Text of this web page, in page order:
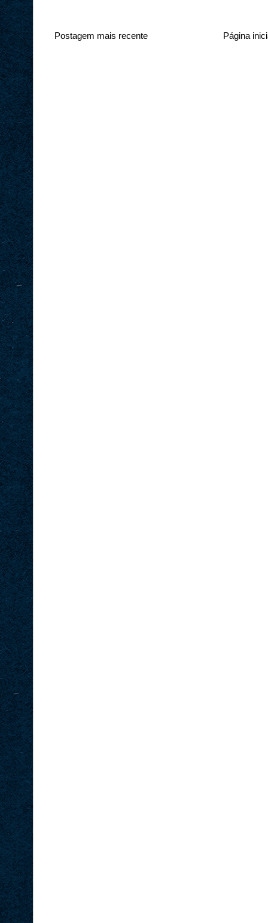
Postagem mais recente Página